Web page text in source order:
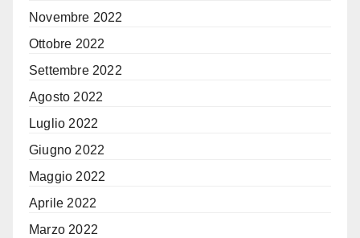
Novembre 2022
Ottobre 2022
Settembre 2022
Agosto 2022
Luglio 2022
Giugno 2022
Maggio 2022
Aprile 2022
Marzo 2022